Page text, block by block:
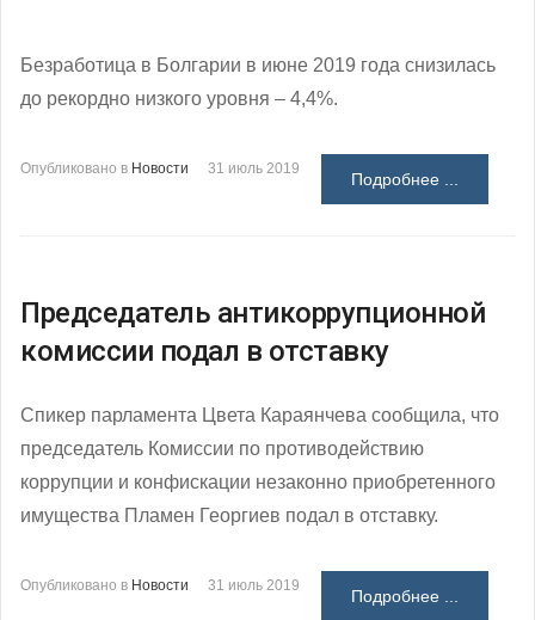
Безработица в Болгарии в июне 2019 года снизилась
до рекордно низкого уровня – 4,4%.
Опубликовано в Новости 31 июль 2019
Подробнее ...
Председатель антикоррупционной
комиссии подал в отставку
Спикер парламента Цвета Караянчева сообщила, что
председатель Комиссии по противодействию
коррупции и конфискации незаконно приобретенного
имущества Пламен Георгиев подал в отставку.
Опубликовано в Новости 31 июль 2019
Подробнее ...